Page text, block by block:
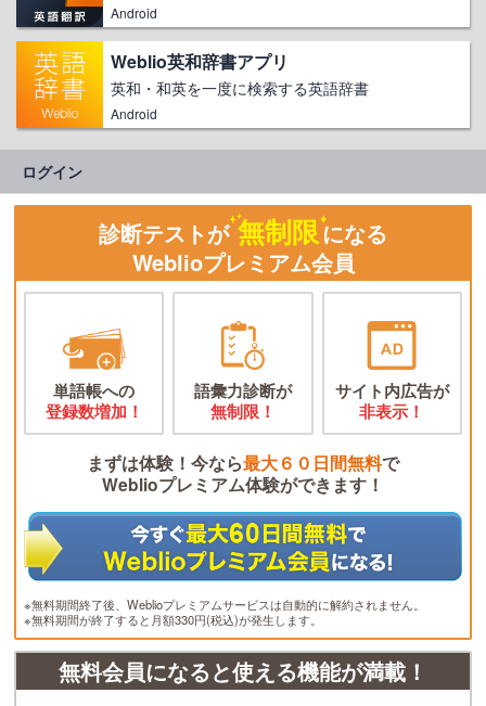
Android
Weblio英和辞書アプリ
英和・和英を一度に検索する英語辞書
Android
ログイン
診断テストが 無制限になる
Weblioプレミアム会員
単語帳への
登録数増加！
語彙力診断が
無制限！
サイト内広告が
非表示！
まずは体験！今なら最大６０日間無料で
Weblioプレミアム体験ができます！
※無料期間終了後、Weblioプレミアムサービスは自動的に解約されません。
※無料期間が終了すると月額330円(税込)が発生します。
無料会員になると使える機能が満載！